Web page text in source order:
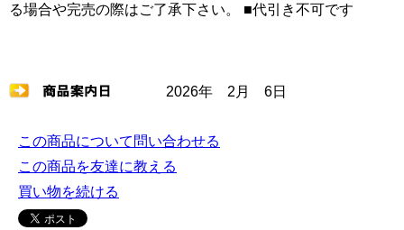
る場合や完売の際はご了承下さい。 ■代引き不可です
2026年 2月 6日
この商品について問い合わせる
この商品を友達に教える
買い物を続ける